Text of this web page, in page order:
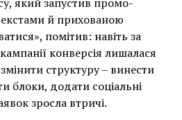
й прихованою
помітив: навіть за
конверсія лишалася
структуру – винести
блоки, додати соціальні
зросла втричі.